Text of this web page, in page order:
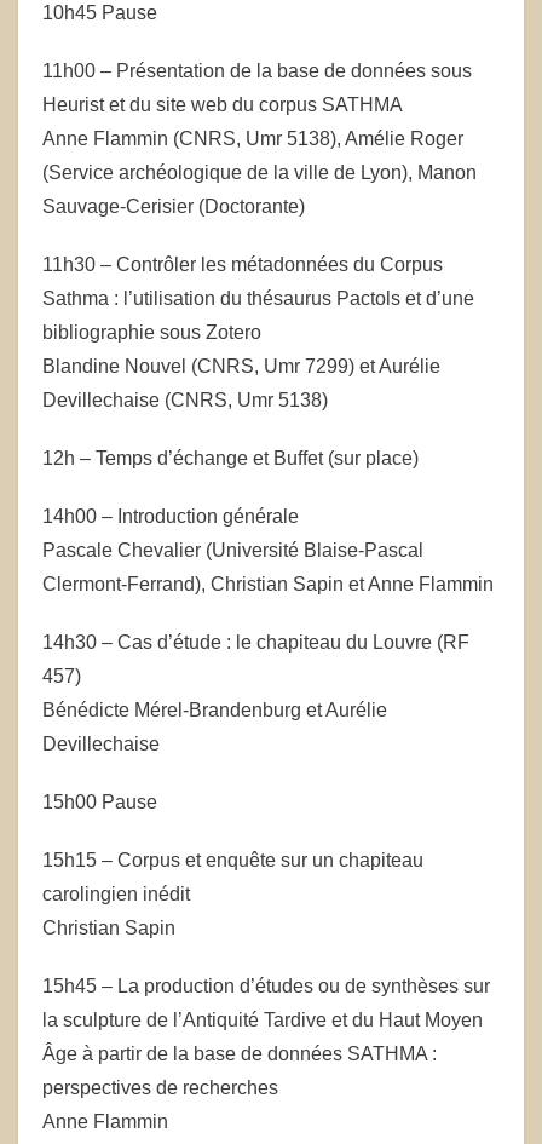
10h45 Pause
11h00 – Présentation de la base de données sous
Heurist et du site web du corpus SATHMA
Anne Flammin (CNRS, Umr 5138), Amélie Roger
(Service archéologique de la ville de Lyon), Manon
Sauvage-Cerisier (Doctorante)
11h30 – Contrôler les métadonnées du Corpus
Sathma : l’utilisation du thésaurus Pactols et d’une
bibliographie sous Zotero
Blandine Nouvel (CNRS, Umr 7299) et Aurélie
Devillechaise (CNRS, Umr 5138)
12h – Temps d’échange et Buffet (sur place)
14h00 – Introduction générale
Pascale Chevalier (Université Blaise-Pascal
Clermont-Ferrand), Christian Sapin et Anne Flammin
14h30 – Cas d’étude : le chapiteau du Louvre (RF
457)
Bénédicte Mérel-Brandenburg et Aurélie
Devillechaise
15h00 Pause
15h15 – Corpus et enquête sur un chapiteau
carolingien inédit
Christian Sapin
15h45 – La production d’études ou de synthèses sur
la sculpture de l’Antiquité Tardive et du Haut Moyen
Âge à partir de la base de données SATHMA :
perspectives de recherches
Anne Flammin